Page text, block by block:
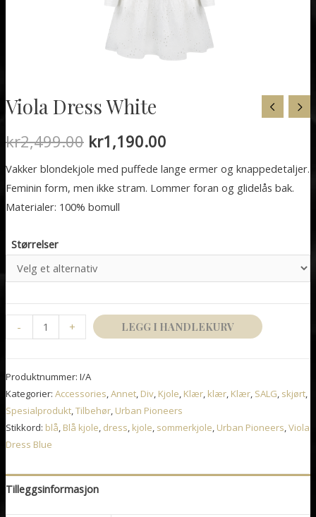
Viola Dress White
kr2,499.00 Opprinnelig
pris
var:
kr1,190.00Nåværende
pris
er:
Vakker blondekjole med puffede lange ermer og knappedetaljer.
Feminin form, men ikke stram. Lommer foran og glidelås bak.
Materialer: 100% bomull
Størrelser
-
Dress
antall
+ LEGG I HANDLEKURV
Produktnummer: I/A
Kategorier: Accessories,Annet, Div, Kjole, Klær, klær, Klær, SALG, skjørt,
Spesialprodukt,Tilbehør, Urban Pioneers
Stikkord: blå, Blå kjole, dress, kjole, sommerkjole, Urban Pioneers,Viola
Dress Blue
Tilleggsinformasjon